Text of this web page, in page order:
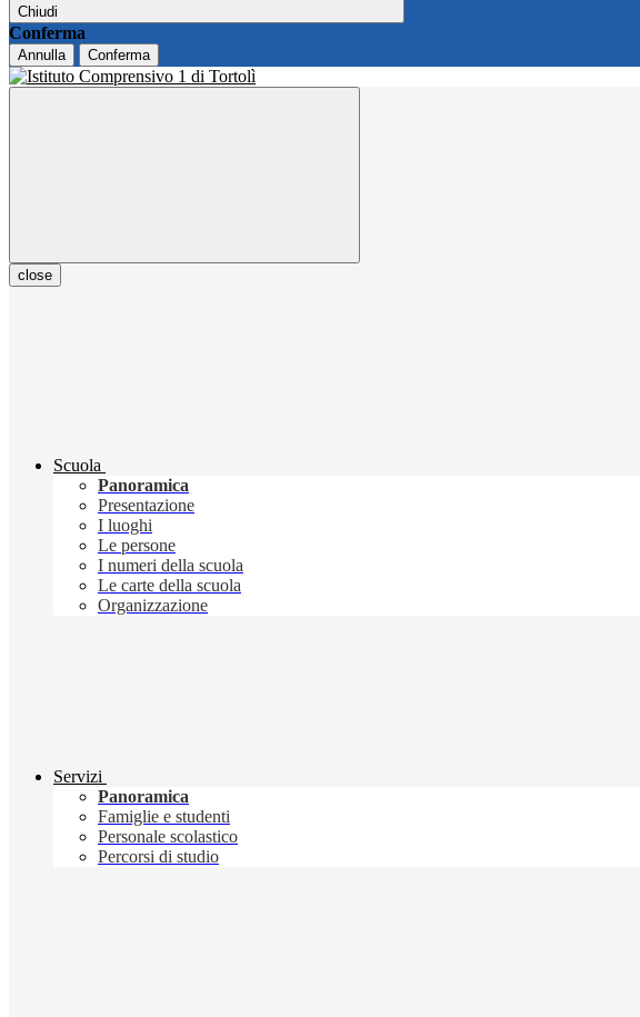
Chiudi
Conferma
Annulla Conferma
close
Scuola
Panoramica
Presentazione
I luoghi
Le persone
I numeri della scuola
Le carte della scuola
Organizzazione
Servizi
Panoramica
Famiglie e studenti
Personale scolastico
Percorsi di studio